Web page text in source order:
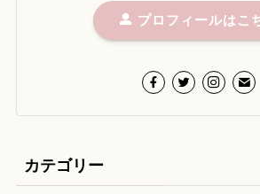
プロフィールはこ
カテゴリー